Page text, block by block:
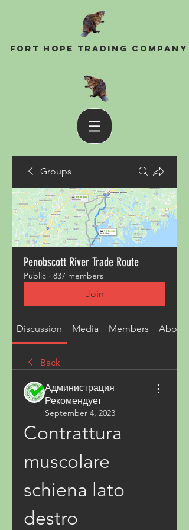
Fort Hope Trading Company
Groups
Penobscott River Trade Route
Public · 837 members
Join
Discussion Media Members About
Back
Администрация
Рекомендует
September 4, 2023
Contrattura
muscolare
schiena lato
destro